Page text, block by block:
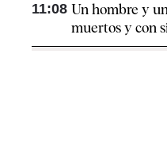
11:08 Un hombre y
muertos y con